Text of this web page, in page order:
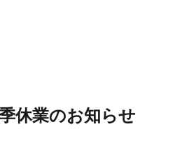
休業のお知らせ